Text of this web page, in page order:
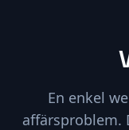
En enkel
affärsproblem.